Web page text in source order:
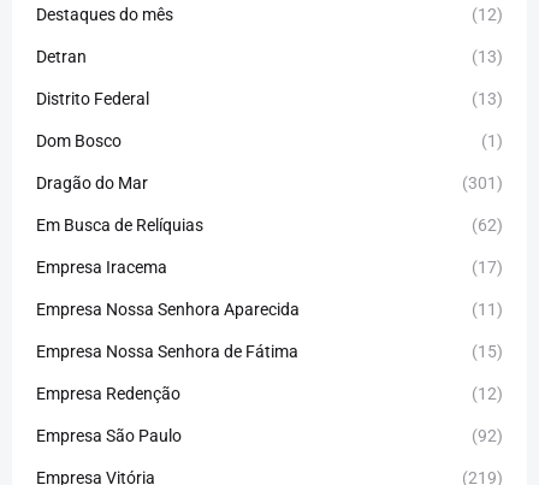
Destaques do mês (12)
Detran (13)
Distrito Federal (13)
Dom Bosco (1)
Dragão do Mar (301)
Em Busca de Relíquias (62)
Empresa Iracema (17)
Empresa Nossa Senhora Aparecida (11)
Empresa Nossa Senhora de Fátima (15)
Empresa Redenção (12)
Empresa São Paulo (92)
Empresa Vitória (219)